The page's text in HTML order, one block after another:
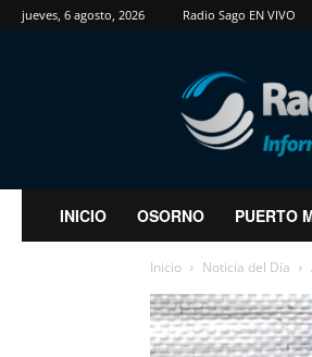
jueves, 6 agosto, 2026 Radio Sago EN VIVO
RadioSago
INICIO OSORNO PUERTO
Inicio Noticia del Día